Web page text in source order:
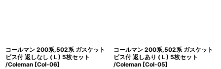
コールマン 200系,502系 ガスケット
ビス付 返しなし (Ｌ) 5枚セット
/Coleman [Col-06]
コールマン 200系,502系 ガスケット
ビス付 返しあり (Ｌ) 5枚セット
/Coleman [Col-05]